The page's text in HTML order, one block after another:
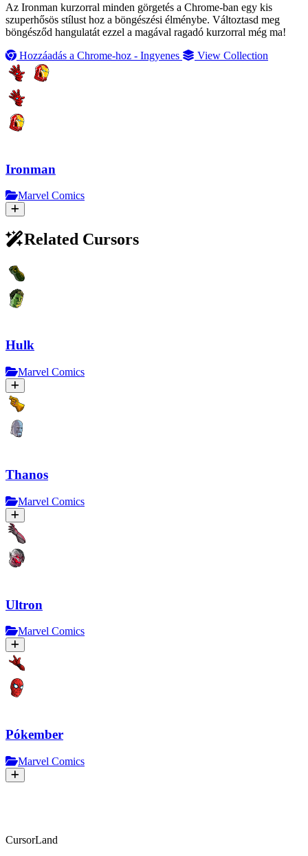
Az Ironman kurzorral minden görgetés a Chrome-ban egy kis
szuperhősös stílust hoz a böngészési élménybe. Változtasd meg
böngésződ hangulatát ezzel a magával ragadó kurzorral még ma!
Hozzáadás a Chrome-hoz - Ingyenes
View Collection
Ironman
Marvel Comics
Related Cursors
Hulk
Marvel Comics
Thanos
Marvel Comics
Ultron
Marvel Comics
Pókember
Marvel Comics
CursorLand